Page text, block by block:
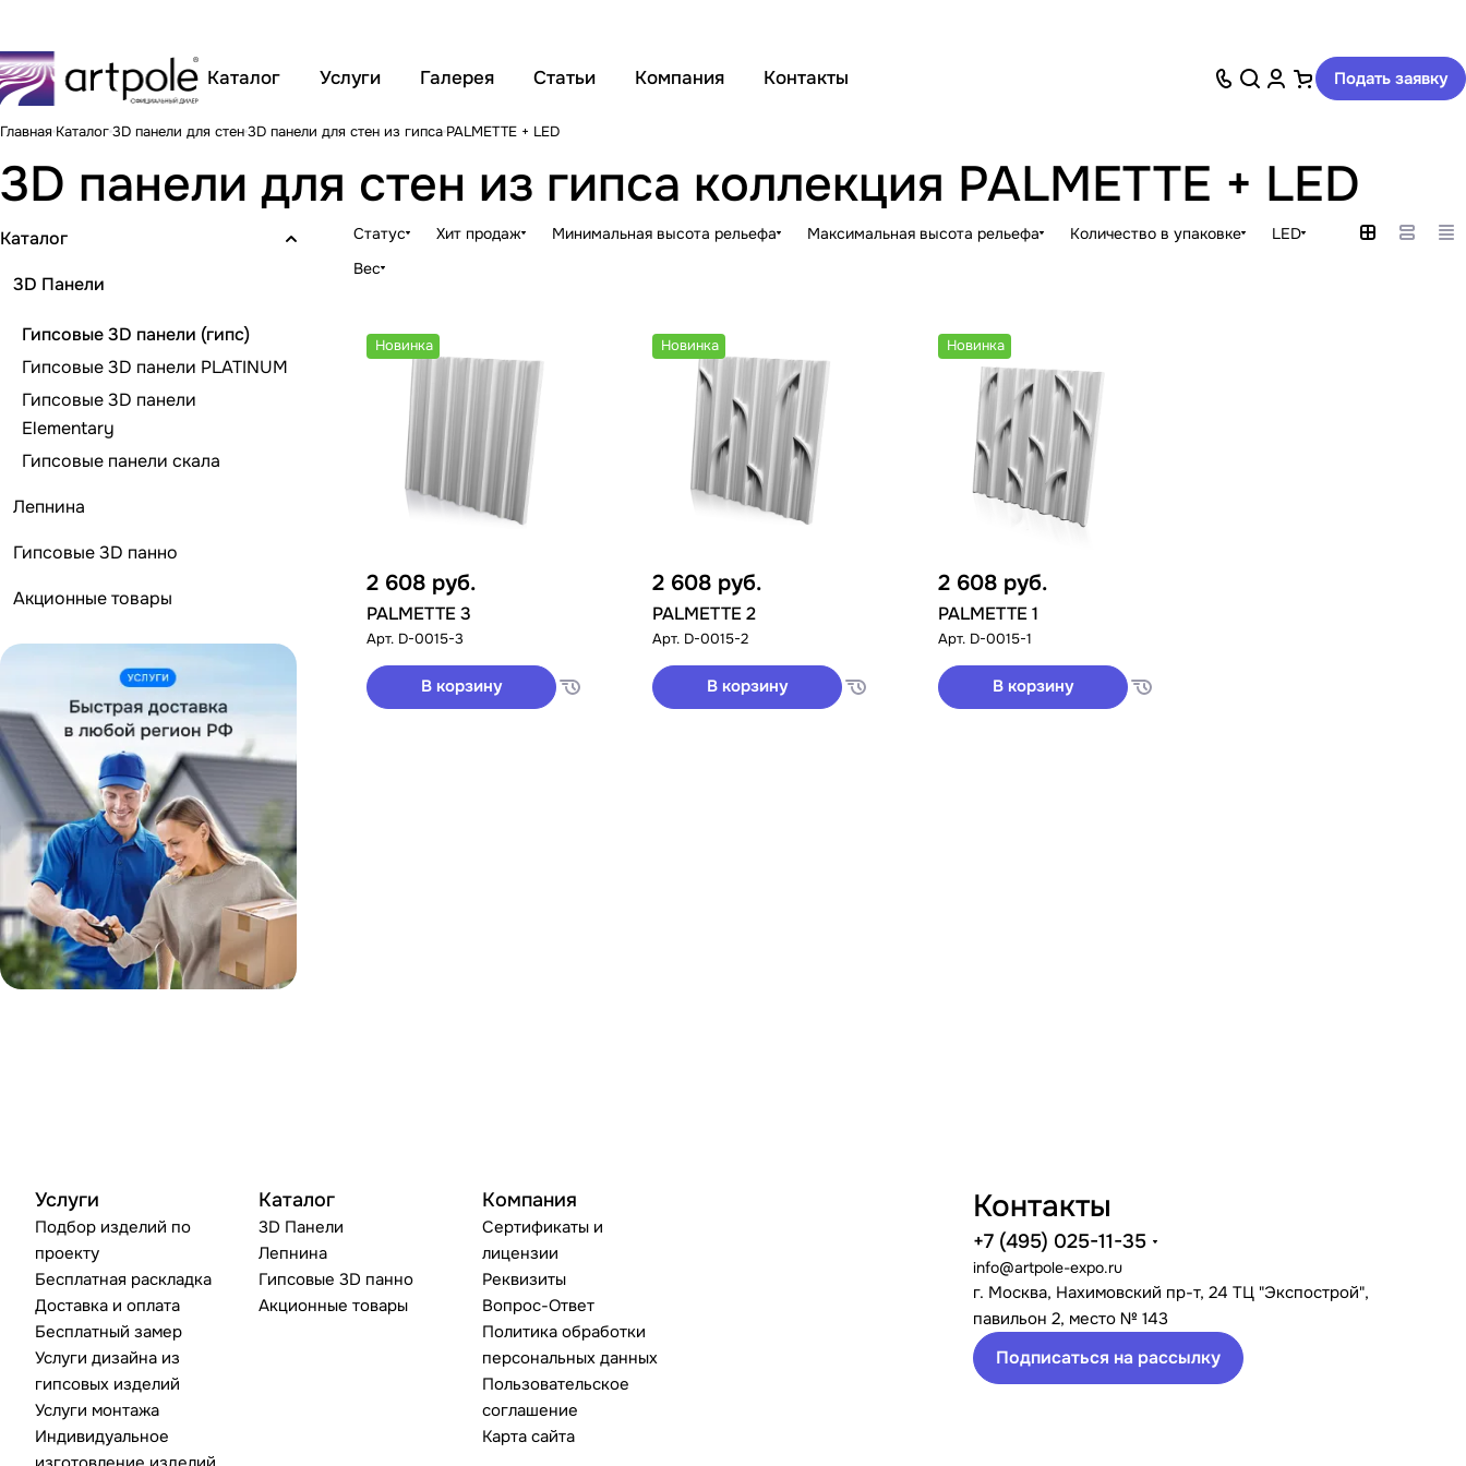
Каталог Услуги Галерея Статьи Компания Контакты Подать заявку
Главная Каталог3D панели для стен3D панели для стен из гипса PALMETTE + LED
3D панели для стен из гипса коллекция PALMETTE + LED
Статус Хит продаж Минимальная высота рельефа Максимальная высота рельефа Количество в упаковке
LED
Вес
Новинка
2 608 руб.
PALMETTE 3
Арт. D-0015-3
В корзину
Новинка
2 608 руб.
PALMETTE 2
Арт. D-0015-2
В корзину
Новинка
2 608 руб.
PALMETTE 1
Арт. D-0015-1
В корзину
Каталог
3D Панели
Гипсовые 3D панели (гипс)
Гипсовые 3D панели PLATINUM
Гипсовые 3D панели
Elementary
Гипсовые панели скала
Лепнина
Гипсовые 3D панно
Акционные товары
Услуги
Подбор изделий по
проекту
Бесплатная раскладка
Доставка и оплата
Бесплатный замер
Услуги дизайна из
гипсовых изделий
Услуги монтажа
Индивидуальное
Каталог
3D Панели
Лепнина
Гипсовые 3D панно
Акционные товары
Компания
Сертификаты и
лицензии
Реквизиты
Вопрос-Ответ
Политика обработки
персональных данных
Пользовательское
соглашение
Карта сайта
Контакты
+7 (495) 025-11-35
info@artpole-expo.ru
г. Москва, Нахимовский пр-т, 24 ТЦ "Экспострой",
павильон 2, место № 143
Подписаться на рассылку